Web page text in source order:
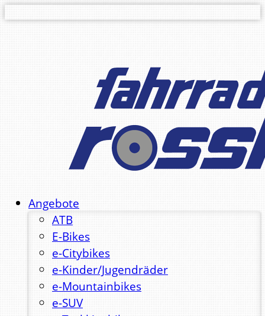
Angebote
ATB
E-Bikes
e-Citybikes
e-Kinder/Jugendräder
e-Mountainbikes
e-SUV